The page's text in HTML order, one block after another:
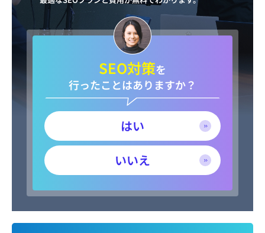
SEO対策を
行ったことはありますか？
はい
いいえ